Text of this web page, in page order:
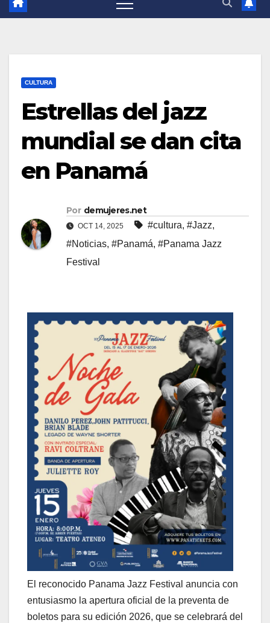
CULTURA
Estrellas del jazz
mundial se dan cita
en Panamá
Por demujeres.net
OCT 14, 2025 #cultura, #Jazz,
#Noticias, #Panamá, #Panama Jazz
Festival
El reconocido Panama Jazz Festival anuncia con
entusiasmo la apertura oficial de la preventa de
boletos para su edición 2026, que se celebrará del